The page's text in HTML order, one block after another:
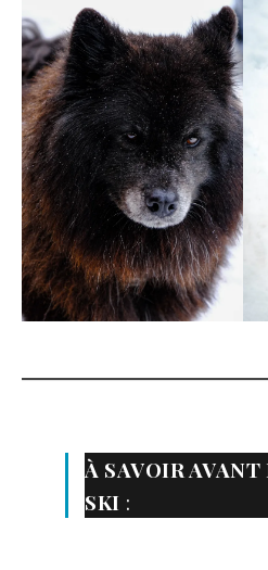
À SAVOIR
SKI :